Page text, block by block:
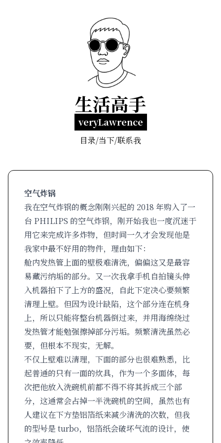
生活高手
veryLawrence
目录/当下/联系我
空气炸锅
我在空气炸锅的概念刚刚兴起的 2018 年购入了一
台 PHILIPS 的空气炸锅，刚开始我也一度沉迷于
用它来完成许多炸物，但时间一久才会发现他是
我家中最不好用的物件，理由如下：
舱内发热管上面的壁极难清洗，偏偏这又是最容
易藏污纳垢的部分。又一次我拿手机自拍镜头伸
入机器拍下了上方的盛况，自此下定决心要频繁
清理上壁。但因为设计缺陷，这个部分连在机身
上，所以只能将整台机器倒过来，并用海绵绕过
发热管才能勉强擦掉部分污垢。频繁清洗虽然必
要，但根本不现实，无解。
不仅上壁难以清理，下面的部分也很难熟悉，比
起普通的只有一面的炊具，作为一个多面体，每
次把他放入洗碗机前都不得不将其拆成三个部
分，这通常会占掉一半洗碗机的空间，虽然也有
人建议在下方垫铝箔纸来减少清洗的次数，但我
的型号是 turbo，铝箔纸会破坏气流的设计，使